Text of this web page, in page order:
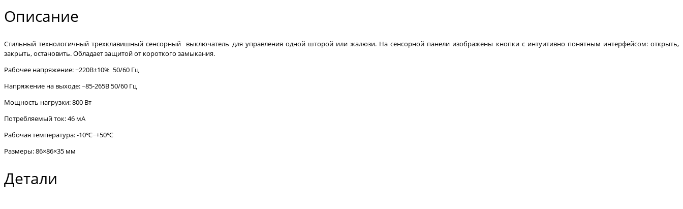
Описание
Стильный технологичный трехклавишный сенсорный выключатель для управления одной шторой или жалюзи. На сенсорной панели изображены кнопки с интуитивно понятным интерфейсом: открыть,
закрыть, остановить. Обладает защитой от короткого замыкания.
Рабочее напряжение: ~220В±10% 50/60 Гц
Напряжение на выходе: ~85-265В 50/60 Гц
Мощность нагрузки: 800 Вт
Потребляемый ток: 46 мА
Рабочая температура: -10℃~+50℃
Размеры: 86×86×35 мм
Детали